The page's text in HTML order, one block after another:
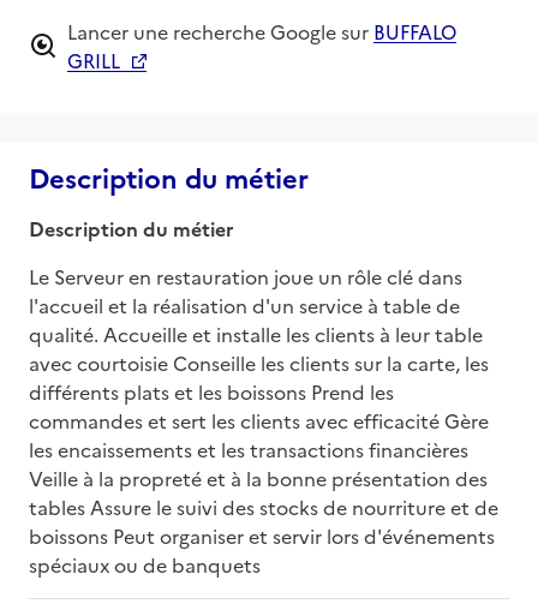
Lancer une recherche Google sur BUFFALO
GRILL
Description du métier
Description du métier
Le Serveur en restauration joue un rôle clé dans
l'accueil et la réalisation d'un service à table de
qualité. Accueille et installe les clients à leur table
avec courtoisie Conseille les clients sur la carte, les
différents plats et les boissons Prend les
commandes et sert les clients avec efficacité Gère
les encaissements et les transactions financières
Veille à la propreté et à la bonne présentation des
tables Assure le suivi des stocks de nourriture et de
boissons Peut organiser et servir lors d'événements
spéciaux ou de banquets